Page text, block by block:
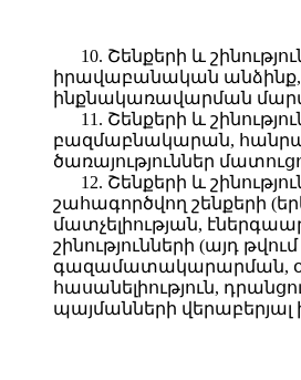
10. Շենքերի և
իրավաբանական
ինքնակառավարման
11. Շենքերի և
բազմաբնակարան,
ծառայություններ
12. Շենքերի և
շահագործվող շենքերի
մատչելիության,
շինությունների (այդ
գազամատակարարման,
հասանելիություն,
պայմանների վերաբերյալ